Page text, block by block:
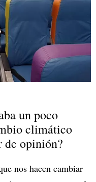
un poco
climático
de opinión?
nos hacen cambiar